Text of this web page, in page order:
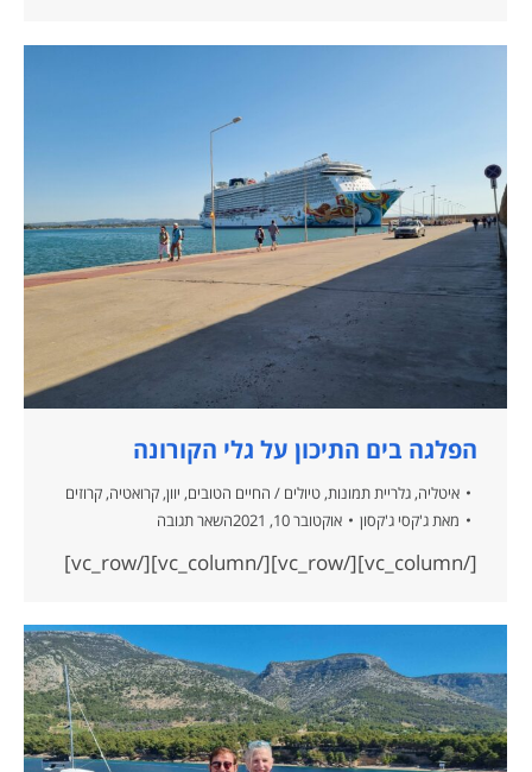
הפלגה בים התיכון על גלי הקורונה
איטליה, גלריית תמונות, טיולים / החיים הטובים, יוון, קרואטיה, קרוזים
מאת ג'קסי ג'קסון אוקטובר 10, 2021 השאר תגובה
[/vc_column][/vc_row][/vc_column][/vc_row]